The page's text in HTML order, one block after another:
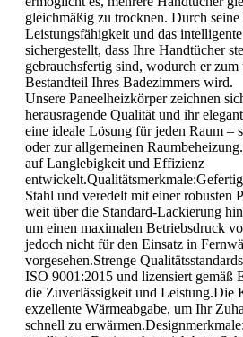
gleichmäßig zu trocknen. Durch seine
Leistungsfähigkeit und das
sichergestellt, dass Ihre Handtücher
gebrauchsfertig sind, wodurch er zum
Bestandteil Ihres Badezimmers wird.
Unsere Paneelheizkörper zeichnen
herausragende Qualität und ihr
eine ideale Lösung für jeden Raum –
oder zur allgemeinen
auf Langlebigkeit und Effizienz
Stahl und veredelt mit einer robusten
weit über die Standard-Lackierung
um einen maximalen Betriebsdruck
jedoch nicht für den Einsatz in
vorgesehen.Strenge
ISO 9001:2015 und lizensiert gemäß
die Zuverlässigkeit und Leistung.Die
exzellente Wärmeabgabe, um Ihr
schnell zu